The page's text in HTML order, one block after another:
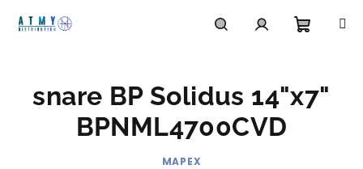
košík
snare BP Solidus 14"x7"
BPNML4700CVD
MAPEX